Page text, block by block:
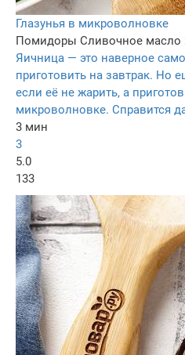
Глазунья в микроволновке
Помидоры Сливочное масло
Яичница — это наверное
приготовить на завтрак. Но
если её не жарить, а
микроволновке. Справится
3 мин
3
5.0
133